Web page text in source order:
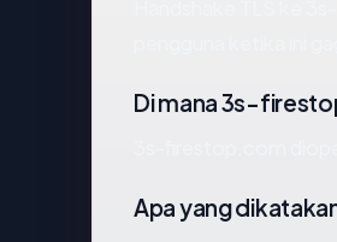
Di mana 3s-
Apa yang